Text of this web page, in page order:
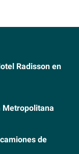
Radisson en
Metropolitana
de